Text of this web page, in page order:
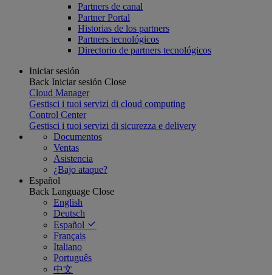
Partners de canal
Partner Portal
Historias de los partners
Partners tecnológicos
Directorio de partners tecnológicos
Iniciar sesión
Back Iniciar sesión Close
Cloud Manager
Gestisci i tuoi servizi di cloud computing
Control Center
Gestisci i tuoi servizi di sicurezza e delivery
Documentos
Ventas
Asistencia
¿Bajo ataque?
Español
Back Language Close
English
Deutsch
Español
Français
Italiano
Português
中文